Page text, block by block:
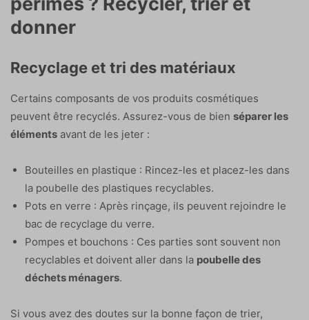
donner
Recyclage et tri des matériaux
Certains composants de vos produits cosmétiques
peuvent être recyclés. Assurez-vous de bien séparer les
éléments avant de les jeter :
Bouteilles en plastique : Rincez-les et placez-les dans
la poubelle des plastiques recyclables.
Pots en verre : Après rinçage, ils peuvent rejoindre le
bac de recyclage du verre.
Pompes et bouchons : Ces parties sont souvent non
recyclables et doivent aller dans la poubelle des
déchets ménagers.
Si vous avez des doutes sur la bonne façon de trier,